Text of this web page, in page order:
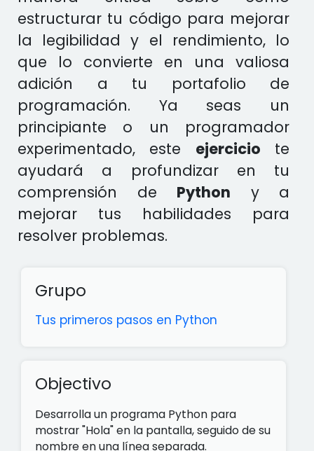
estructurar tu código para mejorar
la legibilidad y el rendimiento, lo
que lo convierte en una valiosa
adición a tu portafolio de
programación. Ya seas un
principiante o un programador
experimentado, este ejercicio te
ayudará a profundizar en tu
comprensión de Python y a
mejorar tus habilidades para
resolver problemas.
Grupo
Tus primeros pasos en Python
Objectivo
Desarrolla un programa Python para
mostrar "Hola" en la pantalla, seguido de su
nombre en una línea separada.